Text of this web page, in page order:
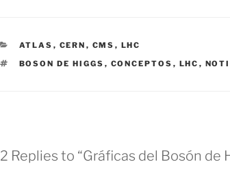
CATEGORIES
ATLAS , CERN , CMS , LHC
TAGS
BOSON DE HIGGS , CONCEPTOS , LHC ,
2 Replies to “Gráficas del Bosón de